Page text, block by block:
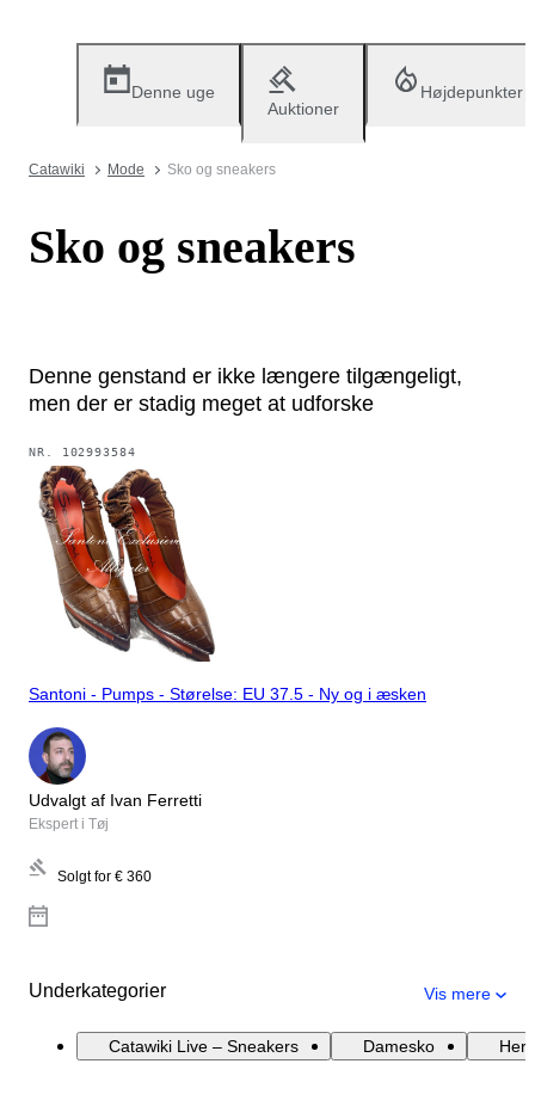
Denne uge
Auktioner
Højdepunkter
Catawiki Mode Sko og sneakers
Sko og sneakers
Denne genstand er ikke længere tilgængeligt,
men der er stadig meget at udforske
NR. 102993584
Santoni - Pumps - Størelse: EU 37.5 - Ny og i æsken
Udvalgt af Ivan Ferretti
Ekspert i Tøj
Solgt for € 360
Underkategorier Vis mere
Catawiki Live – Sneakers Damesko